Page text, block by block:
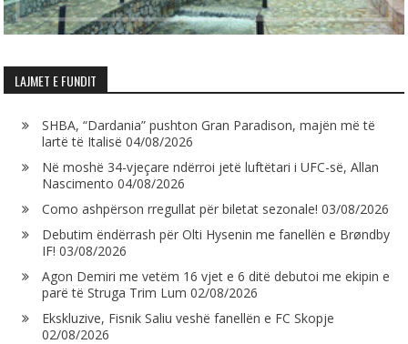
LAJMET E FUNDIT
SHBA, “Dardania” pushton Gran Paradison, majën më të
lartë të Italisë 04/08/2026
Në moshë 34-vjeçare ndërroi jetë luftëtari i UFC-së, Allan
Nascimento 04/08/2026
Como ashpërson rregullat për biletat sezonale! 03/08/2026
Debutim ëndërrash për Olti Hysenin me fanellën e Brøndby
IF! 03/08/2026
Agon Demiri me vetëm 16 vjet e 6 ditë debutoi me ekipin e
parë të Struga Trim Lum 02/08/2026
Ekskluzive, Fisnik Saliu veshë fanellën e FC Skopje
02/08/2026